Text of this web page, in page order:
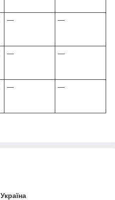
— —
— —
— —
Україна